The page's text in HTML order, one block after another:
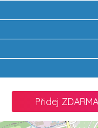
Přidej